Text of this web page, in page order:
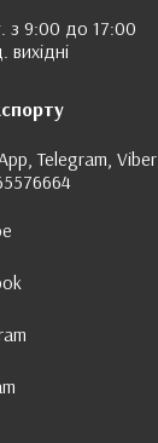
з 9:00 до 17:00
Telegram, Viber